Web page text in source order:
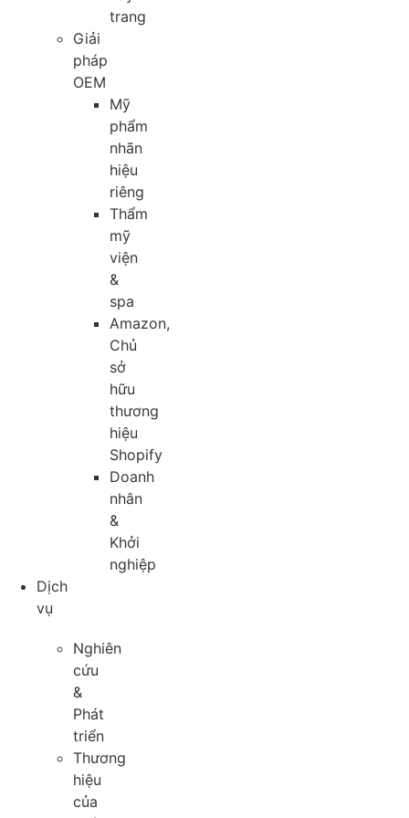
trang
Giải
pháp
OEM
Mỹ
phẩm
nhãn
hiệu
riêng
Thẩm
mỹ
viện
&
spa
Amazon,
Chủ
sở
hữu
thương
hiệu
Shopify
Doanh
nhân
&
Khởi
nghiệp
Dịch
vụ
Nghiên
cứu
&
Phát
triển
Thương
hiệu
của